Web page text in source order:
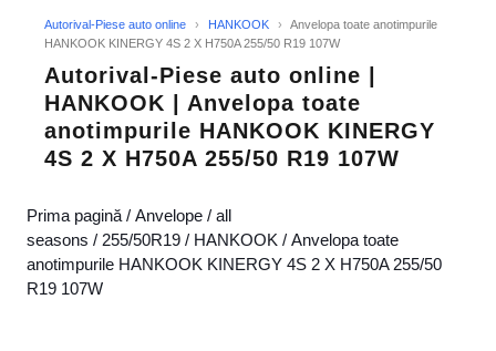
Autorival-Piese auto online › HANKOOK ›
Anvelopa toate anotimpurile
HANKOOK KINERGY 4S 2 X H750A 255/50 R19 107W
Autorival-Piese auto online |
HANKOOK | Anvelopa toate
anotimpurile HANKOOK KINERGY
4S 2 X H750A 255/50 R19 107W
Prima pagină / Anvelope / all
seasons / 255/50R19 / HANKOOK / Anvelopa toate
anotimpurile HANKOOK KINERGY 4S 2 X H750A 255/50
R19 107W